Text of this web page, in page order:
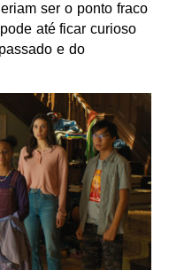
ser o ponto fraco
até ficar curioso
e do